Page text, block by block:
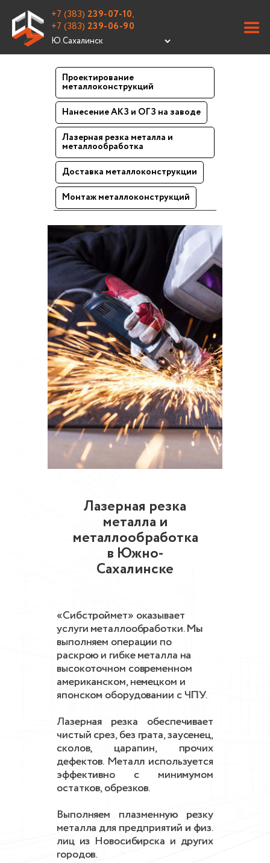
+7 (383) 239-07-10,
+7 (383) 239-06-90
Проектирование
металлоконструкций
Нанесение АКЗ и ОГЗ на заводе
Лазерная резка металла и
металлообработка
Доставка металлоконструкции
Монтаж металлоконструкций
Лазерная резка
металла и
металлообработка
в Южно-
Сахалинске
«Сибстроймет» оказывает
услуги металлообработки. Мы
выполняем операции по
раскрою и гибке металла на
высокоточном современном
американском, немецком и
японском оборудовании с ЧПУ.
Лазерная резка обеспечивает
чистый срез, без грата, заусенец,
сколов, царапин, прочих
дефектов. Металл используется
эффективно с минимумом
остатков, обрезков.
Выполняем плазменную резку
металла для предприятий и физ.
лиц из Новосибирска и других
городов.